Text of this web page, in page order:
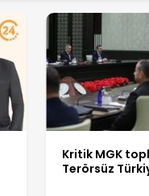
Kritik MGK
Terörsüz